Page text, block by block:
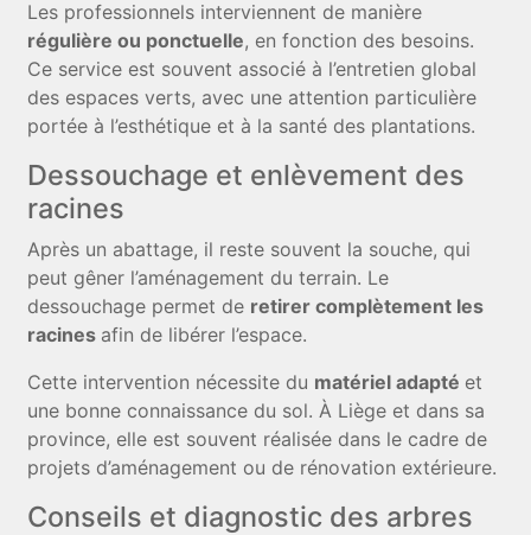
Les professionnels interviennent de manière
régulière ou ponctuelle, en fonction des besoins.
Ce service est souvent associé à l’entretien global
des espaces verts, avec une attention particulière
portée à l’esthétique et à la santé des plantations.
Dessouchage et enlèvement des
racines
Après un abattage, il reste souvent la souche, qui
peut gêner l’aménagement du terrain. Le
dessouchage permet de retirer complètement les
racines afin de libérer l’espace.
Cette intervention nécessite du matériel adapté et
une bonne connaissance du sol. À Liège et dans sa
province, elle est souvent réalisée dans le cadre de
projets d’aménagement ou de rénovation extérieure.
Conseils et diagnostic des arbres